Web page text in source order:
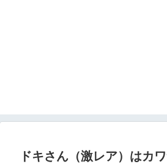
ドキさん（激レア）はカ